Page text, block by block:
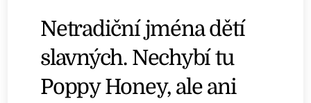
Netradiční jména dětí
slavných. Nechybí tu
Poppy Honey, ale ani